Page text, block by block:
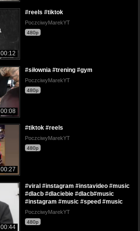
00:12
#reels #tiktok
PoczciwyMarekYT
480p
00:08
#siłownia #trening #gym
PoczciwyMarekYT
480p
00:27
#tiktok #reels
PoczciwyMarekYT
480p
00:44
#viral #instagram #instavideo #music
#dlacb #dlaciebie #dlacb#music
#instagram #music #speed #music
PoczciwyMarekYT
480p